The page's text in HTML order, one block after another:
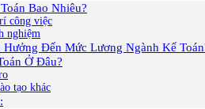
Bao Nhiêu?
công việc
nghiệm
Đến Mức Lương Ngành Kế
Ở Đâu?
tạo khác